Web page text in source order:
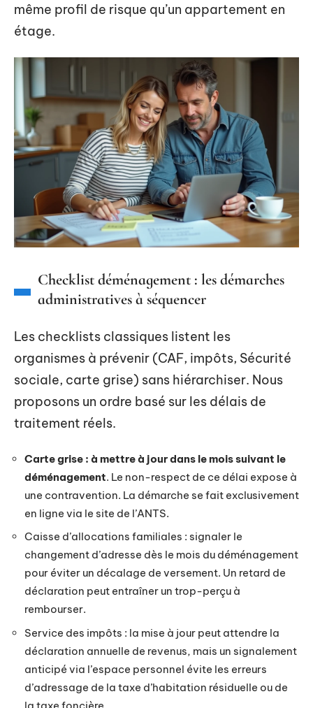
même profil de risque qu’un appartement en
étage.
Checklist déménagement : les démarches
administratives à séquencer
Les checklists classiques listent les
organismes à prévenir (CAF, impôts, Sécurité
sociale, carte grise) sans hiérarchiser. Nous
proposons un ordre basé sur les délais de
traitement réels.
Carte grise : à mettre à jour dans le mois suivant le
déménagement. Le non-respect de ce délai expose à
une contravention. La démarche se fait exclusivement
en ligne via le site de l’ANTS.
Caisse d’allocations familiales : signaler le
changement d’adresse dès le mois du déménagement
pour éviter un décalage de versement. Un retard de
déclaration peut entraîner un trop-perçu à
rembourser.
Service des impôts : la mise à jour peut attendre la
déclaration annuelle de revenus, mais un signalement
anticipé via l’espace personnel évite les erreurs
d’adressage de la taxe d’habitation résiduelle ou de
la taxe foncière.